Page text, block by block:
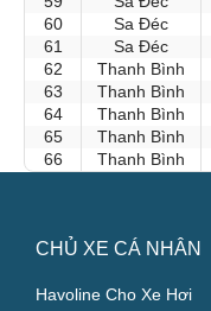
60
Sa Đéc
61
Sa Đéc
62
Thanh Bình
63
Thanh Bình
64
Thanh Bình
65
Thanh Bình
66
Thanh Bình
CHỦ XE CÁ NHÂN
Havoline Cho Xe Hơi